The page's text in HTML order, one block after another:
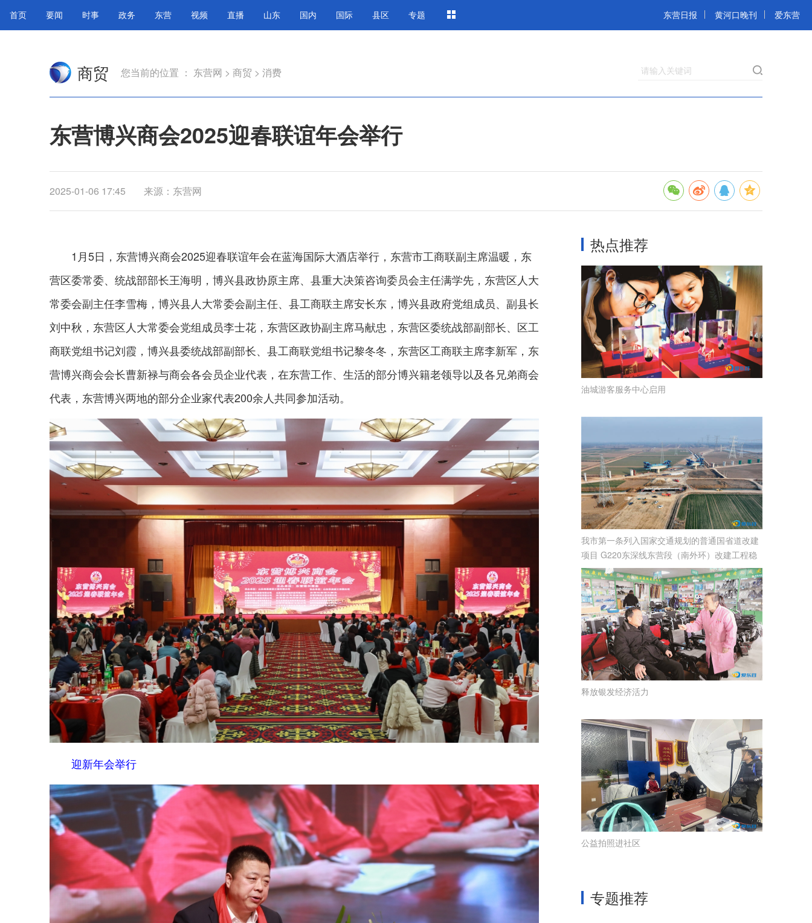
首页 要闻 时事 政务 东营 视频 直播 山东 国内 国际 县区 专题 东营日报 黄河口晚刊 爱东营
商贸 您当前的位置 ： 东营网 > 商贸 > 消费 请输入关键词
东营博兴商会2025迎春联谊年会举行
2025-01-06 17:45 来源：东营网
1月5日，东营博兴商会2025迎春联谊年会在蓝海国际大酒店举行，东营市工商联副主席温暖，东
营区委常委、统战部部长王海明，博兴县政协原主席、县重大决策咨询委员会主任满学先，东营区人大
常委会副主任李雪梅，博兴县人大常委会副主任、县工商联主席安长东，博兴县政府党组成员、副县长
刘中秋，东营区人大常委会党组成员李士花，东营区政协副主席马献忠，东营区委统战部副部长、区工
商联党组书记刘霞，博兴县委统战部副部长、县工商联党组书记黎冬冬，东营区工商联主席李新军，东
营博兴商会会长曹新禄与商会各会员企业代表，在东营工作、生活的部分博兴籍老领导以及各兄弟商会
代表，东营博兴两地的部分企业家代表200余人共同参加活动。
迎新年会举行
热点推荐
油城游客服务中心启用
我市第一条列入国家交通规划的普通国省道改建
项目 G220东深线东营段（南外环）改建工程稳
步推进
释放银发经济活力
公益拍照进社区
专题推荐